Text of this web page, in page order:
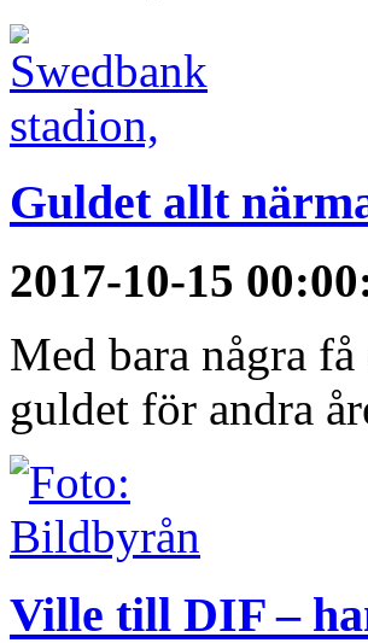
Guldet allt
2017-10-15 00:00
Med bara några
guldet för andra
Ville till DIF –